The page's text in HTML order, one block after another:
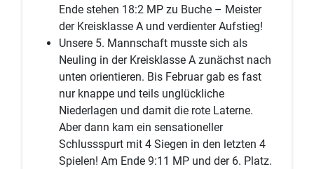
Ende stehen 18:2 MP zu Buche – Meister
der Kreisklasse A und verdienter Aufstieg!
Unsere 5. Mannschaft musste sich als
Neuling in der Kreisklasse A zunächst nach
unten orientieren. Bis Februar gab es fast
nur knappe und teils unglückliche
Niederlagen und damit die rote Laterne.
Aber dann kam ein sensationeller
Schlussspurt mit 4 Siegen in den letzten 4
Spielen! Am Ende 9:11 MP und der 6. Platz.